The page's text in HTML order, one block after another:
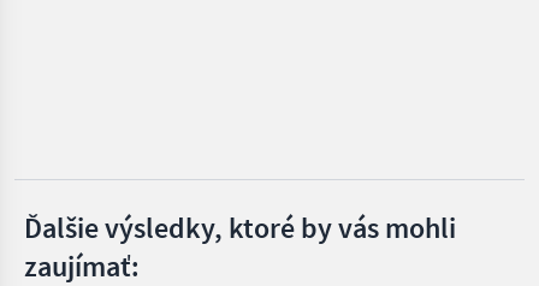
Ďalšie výsledky, ktoré by vás mohli
zaujímať: